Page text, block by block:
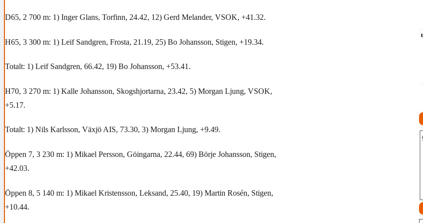
D65, 2 700 m: 1) Inger Glans, Torfinn, 24.42, 12) Gerd Melander, VSOK, +41.32.
H65, 3 300 m: 1) Leif Sandgren, Frosta, 21.19, 25) Bo Johansson, Stigen, +19.34.
Totalt: 1) Leif Sandgren, 66.42, 19) Bo Johansson, +53.41.
H70, 3 270 m: 1) Kalle Johansson, Skogshjortarna, 23.42, 5) Morgan Ljung, VSOK,
+5.17.
Totalt: 1) Nils Karlsson, Växjö AIS, 73.30, 3) Morgan Ljung, +9.49.
Öppen 7, 3 230 m: 1) Mikael Persson, Göingarna, 22.44, 69) Börje Johansson, Stigen,
+42.03.
Öppen 8, 5 140 m: 1) Mikael Kristensson, Leksand, 25.40, 19) Martin Rosén, Stigen,
+10.44.